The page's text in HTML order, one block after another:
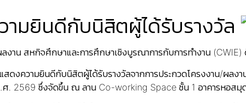
ามยินดีกับนิสิตผู้ได้รับรางวัล
ลงาน สหกิจศึกษาและการศึกษาเชิงบูรณาการกับการทำงาน
ดงความยินดีกับนิสิตผู้ได้รับรางวัลจากการประกวดโครงงาน/ผลง
ศ. 2569 ซึ่งจัดขึ้น ณ ลาน Co-working Space ชั้น 1 อาคารหอสมุ